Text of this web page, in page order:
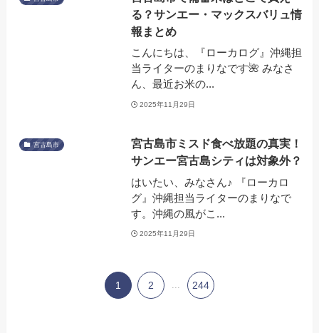
る？サンエー・マックスバリュ情
報まとめ
こんにちは、『ローカログ』沖縄担
当ライターのまりなです🌺 みなさ
ん、最近お米の...
2025年11月29日
宮古島市
宮古島市ミスド食べ放題の真実！
サンエー宮古島シティは対象外？
はいたい、みなさん♪ 『ローカロ
グ』沖縄担当ライターのまりなで
す。沖縄の風がこ...
2025年11月29日
1 2 ... 244